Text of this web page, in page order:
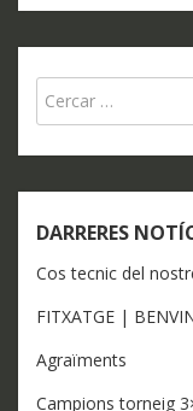
DARRERES
Cos tecnic del
FITXATGE |
Agraïments
Campions torneig